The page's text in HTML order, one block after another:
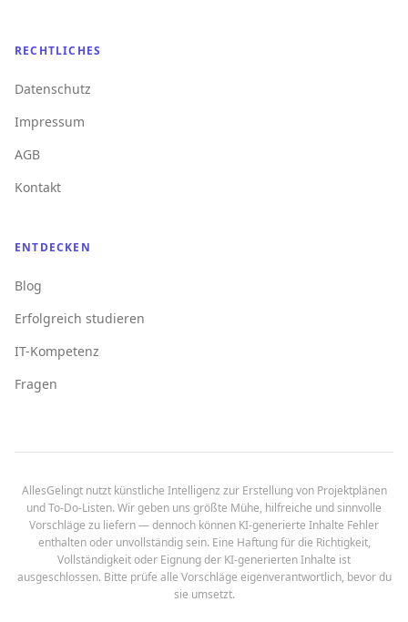
RECHTLICHES
Datenschutz
Impressum
AGB
Kontakt
ENTDECKEN
Blog
Erfolgreich studieren
IT-Kompetenz
Fragen
AllesGelingt nutzt künstliche Intelligenz zur Erstellung von Projektplänen
und To-Do-Listen. Wir geben uns größte Mühe, hilfreiche und sinnvolle
Vorschläge zu liefern — dennoch können KI-generierte Inhalte Fehler
enthalten oder unvollständig sein. Eine Haftung für die Richtigkeit,
Vollständigkeit oder Eignung der KI-generierten Inhalte ist
ausgeschlossen. Bitte prüfe alle Vorschläge eigenverantwortlich, bevor du
sie umsetzt.